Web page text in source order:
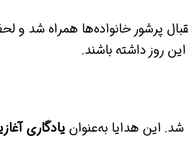
پرشور خانواده‌ها همراه شد و
روز داشته باشند.
این هدایا به‌عنوان یادگاری